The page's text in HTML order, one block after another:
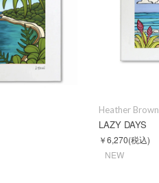
Heather Brown
LAZY DAYS
￥6,270(税込)
NEW